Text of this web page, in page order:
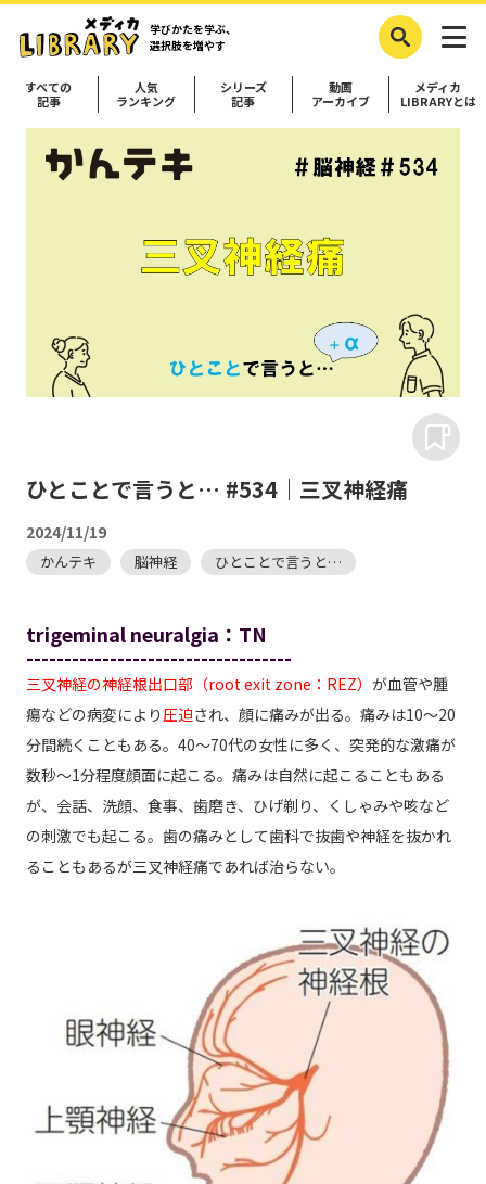
学びかたを学ぶ、
選択肢を増やす
すべての
記事
人気
ランキング
シリーズ
記事
動画
アーカイブ
メディカ
LIBRARYとは
ひとことで言うと… #534｜三叉神経痛
2024/11/19
かんテキ 脳神経 ひとことで言うと…
trigeminal neuralgia：TN
-----------------------------------
三叉神経の神経根出口部（root exit zone：REZ） が血管や腫
瘍などの病変により 圧迫され、顔に痛みが出る。痛みは10～20
分間続くこともある。40～70代の女性に多く、突発的な激痛が
数秒～1分程度顔面に起こる。痛みは自然に起こることもある
が、会話、洗顔、食事、歯磨き、ひげ剃り、くしゃみや咳など
の刺激でも起こる。歯の痛みとして歯科で抜歯や神経を抜かれ
ることもあるが三叉神経痛であれば治らない。